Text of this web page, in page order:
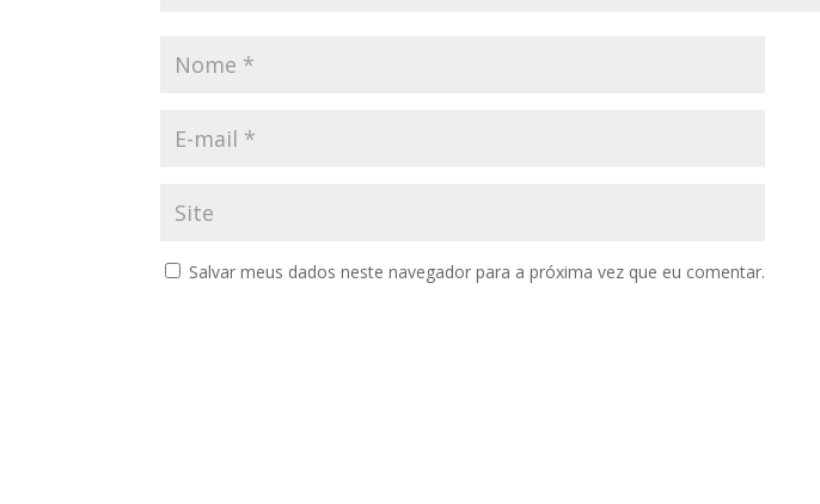
Salvar meus dados neste navegador para a próxima vez que eu comentar.